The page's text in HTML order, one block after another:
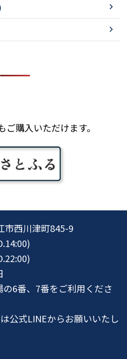
ご購入いただけます。
市西川津町845-9
6番、7番をご利用くださ
公式LINEからお願いいたし